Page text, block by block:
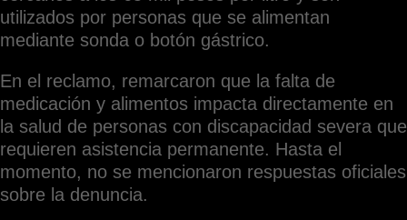
utilizados por personas que se alimentan
mediante sonda o botón gástrico.
En el reclamo, remarcaron que la falta de
medicación y alimentos impacta directamente en
la salud de personas con discapacidad severa que
requieren asistencia permanente. Hasta el
momento, no se mencionaron respuestas oficiales
sobre la denuncia.